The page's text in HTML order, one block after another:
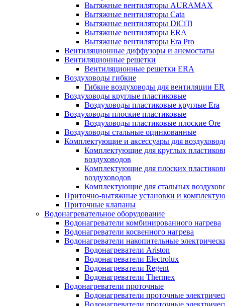
Вытяжные вентиляторы AURAMAX
Вытяжные вентиляторы Cata
Вытяжные вентиляторы DiCiTi
Вытяжные вентиляторы ERA
Вытяжные вентиляторы Era Pro
Вентиляционные диффузоры и анемостаты
Вентиляционные решетки
Вентиляционные решетки ERA
Воздуховоды гибкие
Гибкие воздуховоды для вентиляции
Воздуховоды круглые пластиковые
Воздуховоды пластиковые круглые Era
Воздуховоды плоские пластиковые
Воздуховоды пластиковые плоские Ore
Воздуховоды стальные оцинкованные
Комплектующие и аксессуары для
Комплектующие для круглых
воздуховодов
Комплектующие для плоских
воздуховодов
Комплектующие для стальных
Приточно-вытяжные установки и
Приточные клапаны
Водонагревательное оборудование
Водонагреватели комбинированного нагрева
Водонагреватели косвенного нагрева
Водонагреватели накопительные
Водонагреватели Ariston
Водонагреватели Electrolux
Водонагреватели Regent
Водонагреватели Thermex
Водонагреватели проточные
Водонагреватели проточные